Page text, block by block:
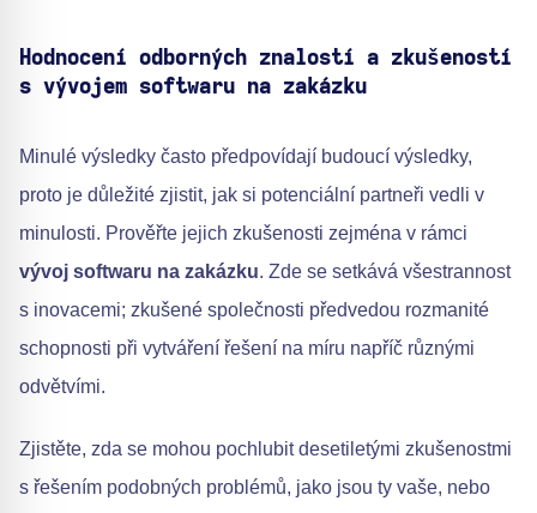
Hodnocení odborných znalostí a zkušeností
s vývojem softwaru na zakázku
Minulé výsledky často předpovídají budoucí výsledky,
proto je důležité zjistit, jak si potenciální partneři vedli v
minulosti. Prověřte jejich zkušenosti zejména v rámci
vývoj softwaru na zakázku. Zde se setkává všestrannost
s inovacemi; zkušené společnosti předvedou rozmanité
schopnosti při vytváření řešení na míru napříč různými
odvětvími.
Zjistěte, zda se mohou pochlubit desetiletými zkušenostmi
s řešením podobných problémů, jako jsou ty vaše, nebo